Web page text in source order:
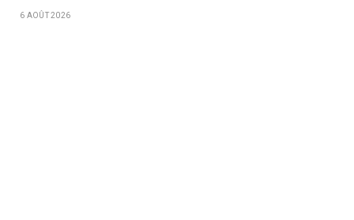
6 AOÛT 2026